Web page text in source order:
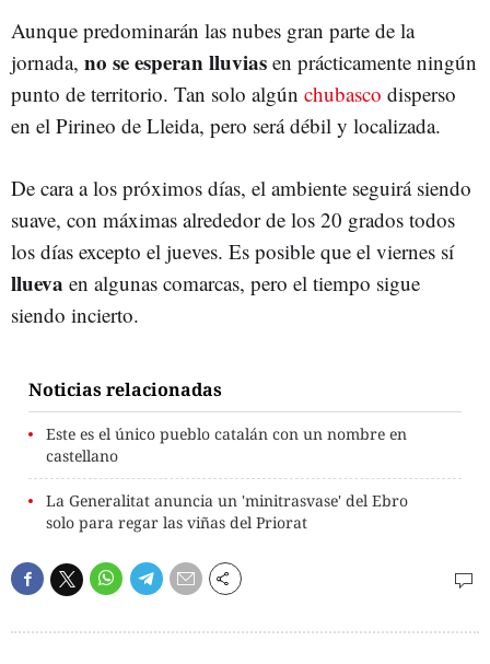
Aunque predominarán las nubes gran parte de la
jornada, no se esperan lluvias en prácticamente ningún
punto de territorio. Tan solo algún chubasco disperso
en el Pirineo de Lleida, pero será débil y localizada.
De cara a los próximos días, el ambiente seguirá siendo
suave, con máximas alrededor de los 20 grados todos
los días excepto el jueves. Es posible que el viernes sí
llueva en algunas comarcas, pero el tiempo sigue
siendo incierto.
Noticias relacionadas
Este es el único pueblo catalán con un nombre en
castellano
La Generalitat anuncia un 'minitrasvase' del Ebro
solo para regar las viñas del Priorat